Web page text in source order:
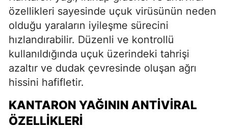
özellikleri sayesinde uçuk virüsünün neden
olduğu yaraların iyileşme sürecini
hızlandırabilir. Düzenli ve kontrollü
kullanıldığında uçuk üzerindeki tahrişi
azaltır ve dudak çevresinde oluşan ağrı
hissini hafifletir.
KANTARON YAĞININ ANTIVIRAL
ÖZELLIKLERI